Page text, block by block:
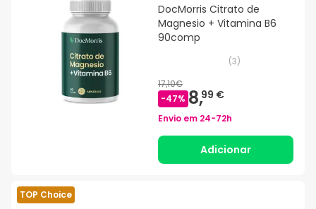
DocMorris Citrato de
Magnesio + Vitamina B6
90comp
(3)
17,10€
-47% 8,99 €
Envio em 24-72h
Adicionar
TOP Choice